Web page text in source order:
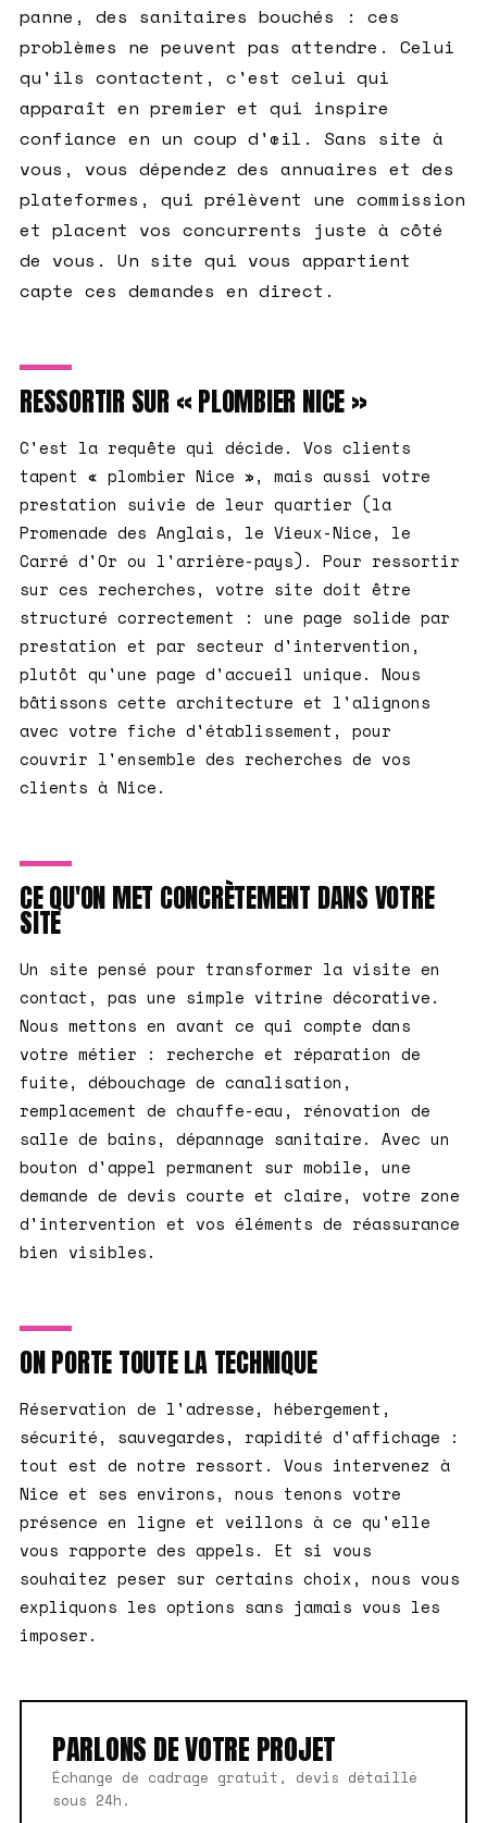
panne, des sanitaires bouchés : ces
problèmes ne peuvent pas attendre. Celui
qu'ils contactent, c'est celui qui
apparaît en premier et qui inspire
confiance en un coup d'œil. Sans site à
vous, vous dépendez des annuaires et des
plateformes, qui prélèvent une commission
et placent vos concurrents juste à côté
de vous. Un site qui vous appartient
capte ces demandes en direct.
RESSORTIR SUR « PLOMBIER NICE »
C'est la requête qui décide. Vos clients
tapent « plombier Nice », mais aussi votre
prestation suivie de leur quartier (la
Promenade des Anglais, le Vieux-Nice, le
Carré d'Or ou l'arrière-pays). Pour ressortir
sur ces recherches, votre site doit être
structuré correctement : une page solide par
prestation et par secteur d'intervention,
plutôt qu'une page d'accueil unique. Nous
bâtissons cette architecture et l'alignons
avec votre fiche d'établissement, pour
couvrir l'ensemble des recherches de vos
clients à Nice.
CE QU'ON MET CONCRÈTEMENT DANS VOTRE
SITE
Un site pensé pour transformer la visite en
contact, pas une simple vitrine décorative.
Nous mettons en avant ce qui compte dans
votre métier : recherche et réparation de
fuite, débouchage de canalisation,
remplacement de chauffe-eau, rénovation de
salle de bains, dépannage sanitaire. Avec un
bouton d'appel permanent sur mobile, une
demande de devis courte et claire, votre zone
d'intervention et vos éléments de réassurance
bien visibles.
ON PORTE TOUTE LA TECHNIQUE
Réservation de l'adresse, hébergement,
sécurité, sauvegardes, rapidité d'affichage :
tout est de notre ressort. Vous intervenez à
Nice et ses environs, nous tenons votre
présence en ligne et veillons à ce qu'elle
vous rapporte des appels. Et si vous
souhaitez peser sur certains choix, nous vous
expliquons les options sans jamais vous les
imposer.
PARLONS DE VOTRE PROJET
Échange de cadrage gratuit, devis détaillé
sous 24h.